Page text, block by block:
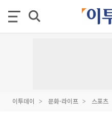
이투데이 문화·라이프 스포츠